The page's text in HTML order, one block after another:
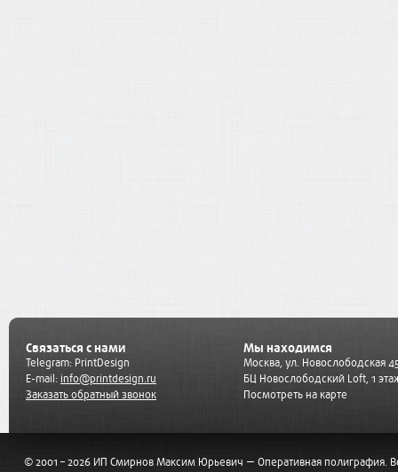
Связаться с нами
Telegram: PrintDesign
E-mail: info@printdesign.ru
Заказать обратный звонок
Мы находимся
Москва, ул. Новослободская
БЦ Новослободский Loft, 1
Посмотреть на карте
© 2001 – 2026 ИП Смирнов Максим Юрьевич — Оперативная полиграфия.